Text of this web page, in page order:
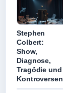
Stephen
Colbert:
Show,
Diagnose,
Tragödie und
Kontroversen